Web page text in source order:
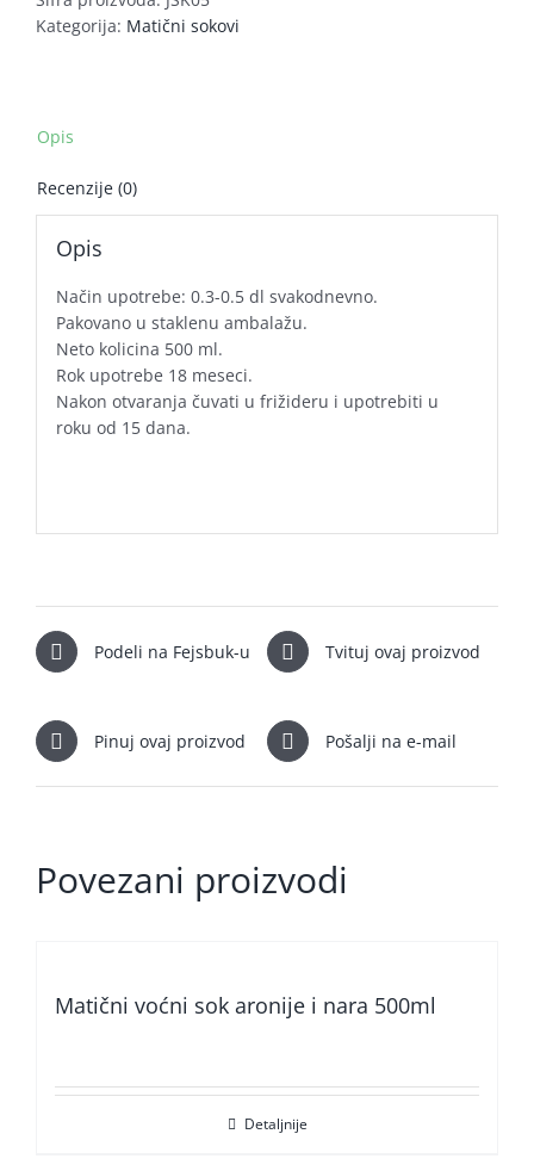
Kategorija: Matični sokovi
Opis
Recenzije (0)
Opis
Način upotrebe: 0.3-0.5 dl svakodnevno.
Pakovano u staklenu ambalažu.
Neto kolicina 500 ml.
Rok upotrebe 18 meseci.
Nakon otvaranja čuvati u frižideru i upotrebiti u
roku od 15 dana.
Podeli na Fejsbuk-u Tvituj ovaj proizvod
Pinuj ovaj proizvod Pošalji na e-mail
Povezani proizvodi
Matični voćni sok aronije i nara 500ml
Detaljnije